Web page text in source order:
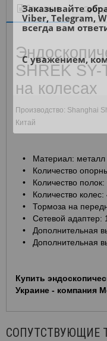
Описание
SHREK SY-
на колесах
Производство: Shanghai
Китай
• Материал:
• Количество
• Количество полок:
• Количество колес:
• Тормоза на
• Сетевой адаптер:
• Дополнительная
• Дополнительная
Купить
Украине - компания
СОПУТСТВУЮЩИЕ
Заказывайте
Viber, Telegram,
всегда вам
С уважением,